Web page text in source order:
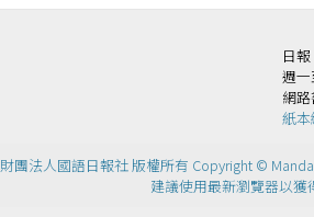
日
週一
網
紙
財團法人國語日報社 版權所有 Copyright ©
建議使用最新瀏覽器以獲